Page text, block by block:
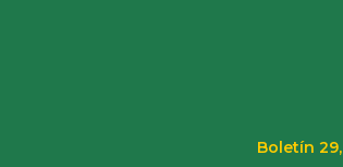
Boletín 29,